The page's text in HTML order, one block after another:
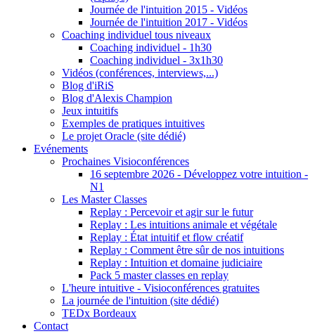
Journée de l'intuition 2015 - Vidéos
Journée de l'intuition 2017 - Vidéos
Coaching individuel tous niveaux
Coaching individuel - 1h30
Coaching individuel - 3x1h30
Vidéos (conférences, interviews,...)
Blog d'iRiS
Blog d'Alexis Champion
Jeux intuitifs
Exemples de pratiques intuitives
Le projet Oracle (site dédié)
Evénements
Prochaines Visioconférences
16 septembre 2026 - Développez votre intuition -
N1
Les Master Classes
Replay : Percevoir et agir sur le futur
Replay : Les intuitions animale et végétale
Replay : État intuitif et flow créatif
Replay : Comment être sûr de nos intuitions
Replay : Intuition et domaine judiciaire
Pack 5 master classes en replay
L'heure intuitive - Visioconférences gratuites
La journée de l'intuition (site dédié)
TEDx Bordeaux
Contact